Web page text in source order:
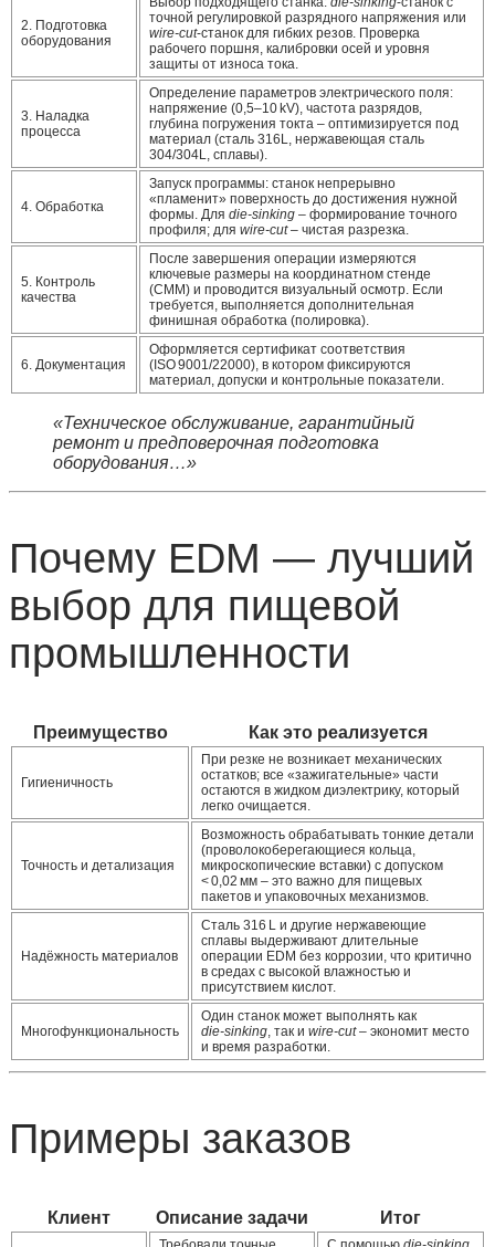
2. Подготовка
оборудования
точной регулировкой разрядного напряжения или
wire‑cut‑станок для гибких резов. Проверка
рабочего поршня, калибровки осей и уровня
защиты от износа тока.
3. Наладка
процесса
Определение параметров электрического поля:
напряжение (0,5–10 kV), частота разрядов,
глубина погружения токта – оптимизируется под
материал (сталь 316L, нержавеющая сталь
304/304L, сплавы).
4. Обработка
Запуск программы: станок непрерывно
«пламенит» поверхность до достижения нужной
формы. Для die‑sinking – формирование точного
профиля; для wire‑cut– чистая разрезка.
5. Контроль
качества
После завершения операции измеряются
ключевые размеры на координатном стенде
(CMM) и проводится визуальный осмотр. Если
требуется, выполняется дополнительная
финишная обработка (полировка).
6. Документация
Оформляется сертификат соответствия
(ISO 9001/22000), в котором фиксируются
материал, допуски и контрольные показатели.
«Техническое обслуживание, гарантийный
ремонт и предповерочная подготовка
оборудования…»
Почему EDM — лучший
выбор для пищевой
промышленности
Преимущество Как это реализуется
Гигиеничность
При резке не возникает механических
остатков; все «зажигательные» части
остаются в жидком диэлектрику, который
легко очищается.
Точность и детализация
Возможность обрабатывать тонкие детали
(проволокоберегающиеся кольца,
микроскопические вставки) с допуском
< 0,02 мм – это важно для пищевых
пакетов и упаковочных механизмов.
Надёжность материалов
Сталь 316 L и другие нержавеющие
сплавы выдерживают длительные
операции EDM без коррозии, что критично
в средах с высокой влажностью и
присутствием кислот.
Многофункциональность
Один станок может выполнять как
die‑sinking, так и wire‑cut– экономит место
и время разработки.
Примеры заказов
Клиент Описание задачи Итог